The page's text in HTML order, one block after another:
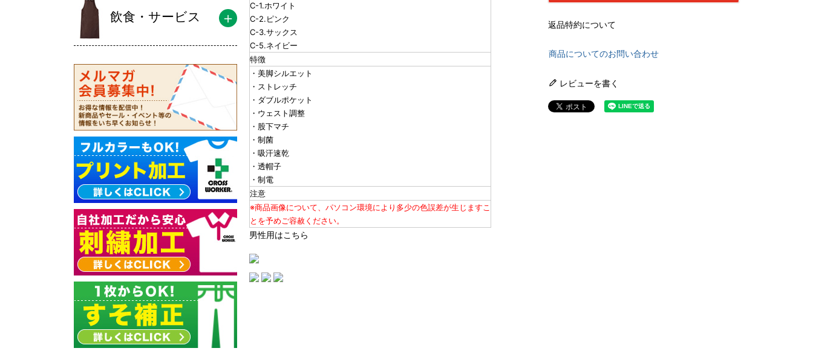
飲食・サービス
C-1.ホワイト
C-2.ピンク
C-3.サックス
C-5.ネイビー
特徴
・美脚シルエット
・ストレッチ
・ダブルポケット
・ウェスト調整
・股下マチ
・制菌
・吸汗速乾
・透帽子
・制電
注意
※商品画像について、パソコン環境により多少の色誤差が生じますこ
とを予めご容赦ください。
男性用はこちら
返品特約について
商品についてのお問い合わせ
レビューを書く